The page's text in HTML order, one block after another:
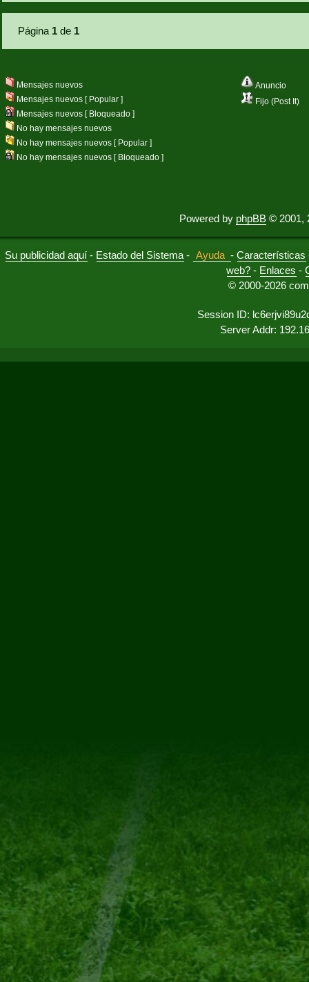
Página 1 de 1
Anuncio
Fijo (Post It)
Mensajes nuevos
Mensajes nuevos [ Popular ]
Mensajes nuevos [ Bloqueado ]
No hay mensajes nuevos
No hay mensajes nuevos [ Popular ]
No hay mensajes nuevos [ Bloqueado ]
Powered by phpBB © 2001,
Su publicidad aquí - Estado del Sistema - Ayuda -Características
web? - Enlaces -
© 2000-2026
Session ID:
Server Addr: